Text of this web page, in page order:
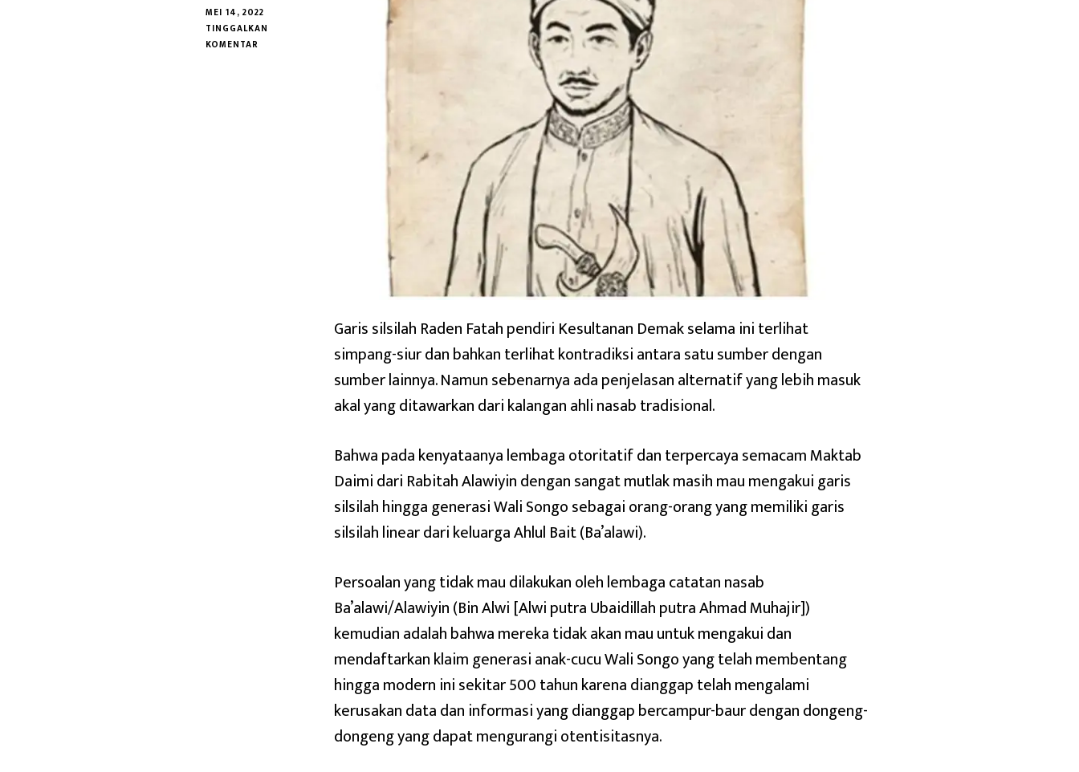
MEI 14, 2022
TINGGALKAN
KOMENTAR
Garis silsilah Raden Fatah pendiri Kesultanan Demak selama ini terlihat
simpang-siur dan bahkan terlihat kontradiksi antara satu sumber dengan
sumber lainnya. Namun sebenarnya ada penjelasan alternatif yang lebih masuk
akal yang ditawarkan dari kalangan ahli nasab tradisional.
Bahwa pada kenyataanya lembaga otoritatif dan terpercaya semacam Maktab
Daimi dari Rabitah Alawiyin dengan sangat mutlak masih mau mengakui garis
silsilah hingga generasi Wali Songo sebagai orang-orang yang memiliki garis
silsilah linear dari keluarga Ahlul Bait (Ba’alawi).
Persoalan yang tidak mau dilakukan oleh lembaga catatan nasab
Ba’alawi/Alawiyin (Bin Alwi [Alwi putra Ubaidillah putra Ahmad Muhajir])
kemudian adalah bahwa mereka tidak akan mau untuk mengakui dan
mendaftarkan klaim generasi anak-cucu Wali Songo yang telah membentang
hingga modern ini sekitar 500 tahun karena dianggap telah mengalami
kerusakan data dan informasi yang dianggap bercampur-baur dengan dongeng-
dongeng yang dapat mengurangi otentisitasnya.